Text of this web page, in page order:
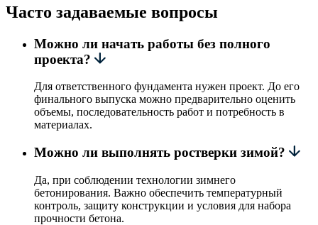
Часто задаваемые вопросы
Можно ли начать работы без полного
проекта?
Для ответственного фундамента нужен проект. До его
финального выпуска можно предварительно оценить
объемы, последовательность работ и потребность в
материалах.
Можно ли выполнять ростверки зимой?
Да, при соблюдении технологии зимнего
бетонирования. Важно обеспечить температурный
контроль, защиту конструкции и условия для набора
прочности бетона.